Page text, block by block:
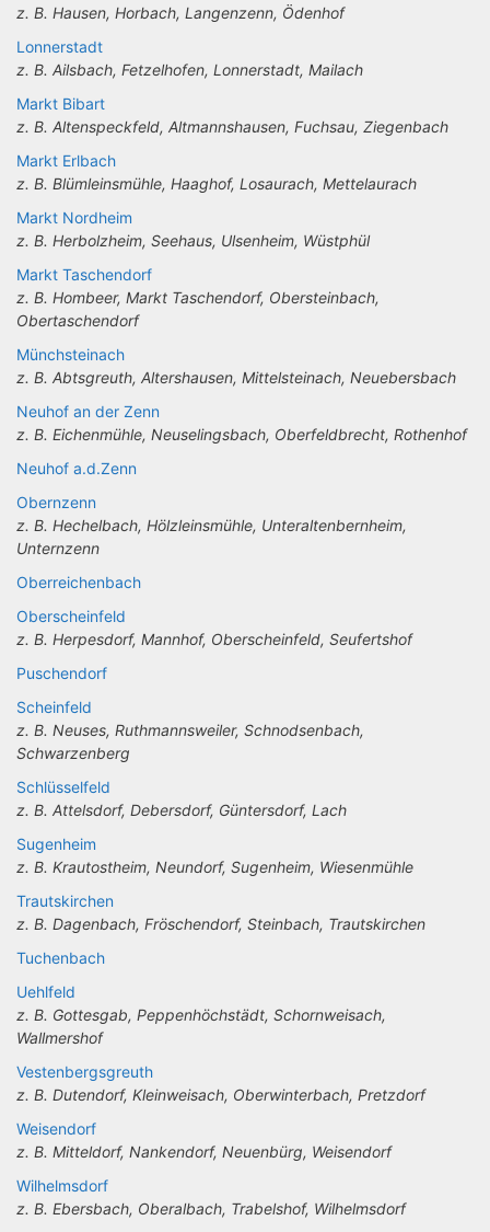
z. B. Hausen, Horbach, Langenzenn, Ödenhof
Lonnerstadt
z. B. Ailsbach, Fetzelhofen, Lonnerstadt, Mailach
Markt Bibart
z. B. Altenspeckfeld, Altmannshausen, Fuchsau, Ziegenbach
Markt Erlbach
z. B. Blümleinsmühle, Haaghof, Losaurach, Mettelaurach
Markt Nordheim
z. B. Herbolzheim, Seehaus, Ulsenheim, Wüstphül
Markt Taschendorf
z. B. Hombeer, Markt Taschendorf, Obersteinbach,
Obertaschendorf
Münchsteinach
z. B. Abtsgreuth, Altershausen, Mittelsteinach, Neuebersbach
Neuhof an der Zenn
z. B. Eichenmühle, Neuselingsbach, Oberfeldbrecht, Rothenhof
Neuhof a.d.Zenn
Obernzenn
z. B. Hechelbach, Hölzleinsmühle, Unteraltenbernheim,
Unternzenn
Oberreichenbach
Oberscheinfeld
z. B. Herpesdorf, Mannhof, Oberscheinfeld, Seufertshof
Puschendorf
Scheinfeld
z. B. Neuses, Ruthmannsweiler, Schnodsenbach,
Schwarzenberg
Schlüsselfeld
z. B. Attelsdorf, Debersdorf, Güntersdorf, Lach
Sugenheim
z. B. Krautostheim, Neundorf, Sugenheim, Wiesenmühle
Trautskirchen
z. B. Dagenbach, Fröschendorf, Steinbach, Trautskirchen
Tuchenbach
Uehlfeld
z. B. Gottesgab, Peppenhöchstädt, Schornweisach,
Wallmershof
Vestenbergsgreuth
z. B. Dutendorf, Kleinweisach, Oberwinterbach, Pretzdorf
Weisendorf
z. B. Mitteldorf, Nankendorf, Neuenbürg, Weisendorf
Wilhelmsdorf
z. B. Ebersbach, Oberalbach, Trabelshof, Wilhelmsdorf